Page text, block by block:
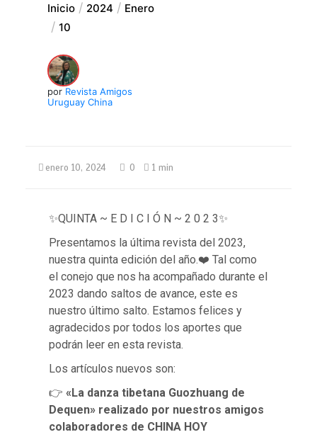
Inicio 2024
Enero
10
por Revista Amigos
Uruguay China
enero 10, 2024 0 1 min
✨QUINTA ~ E D I C I Ó N ~ 2 0 2 3✨
Presentamos la última revista del 2023,
nuestra quinta edición del año.❤️ Tal como
el conejo que nos ha acompañado durante el
2023 dando saltos de avance, este es
nuestro último salto. Estamos felices y
agradecidos por todos los aportes que
podrán leer en esta revista.
Los artículos nuevos son:
👉«La danza tibetana Guozhuang de
Dequen» realizado por nuestros amigos
colaboradores de CHINA HOY